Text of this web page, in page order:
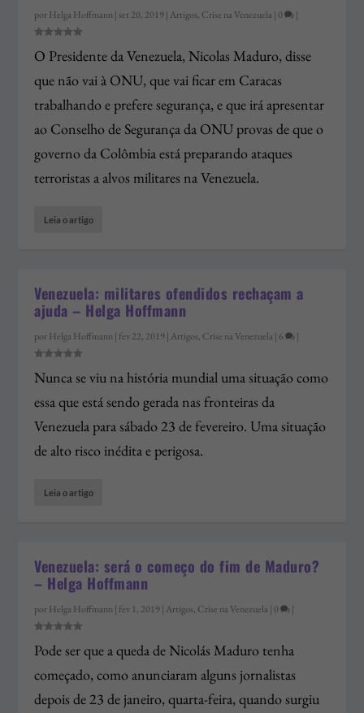
porHelga Hoffmann| set 20, 2019| Artigos, Crise na Venezuela | 0 |
O Presidente da Venezuela, Nicolas Maduro, disse
que não vai à ONU, que vai ficar em Caracas
trabalhando e prefere segurança, e que irá apresentar
ao Conselho de Segurança da ONU provas de que o
governo da Colômbia está preparando ataques
terroristas a alvos militares na Venezuela.
Leia o artigo
Venezuela: militares ofendidos rechaçam a
ajuda – Helga Hoffmann
porHelga Hoffmann| fev 22, 2019| Artigos, Crise na Venezuela | 6 |
Nunca se viu na história mundial uma situação como
essa que está sendo gerada nas fronteiras da
Venezuela para sábado 23 de fevereiro. Uma situação
de alto risco inédita e perigosa.
Leia o artigo
Venezuela: será o começo do fim de Maduro?
– Helga Hoffmann
porHelga Hoffmann| fev 1, 2019| Artigos, Crise na Venezuela | 0 |
Pode ser que a queda de Nicolás Maduro tenha
começado, como anunciaram alguns jornalistas
depois de 23 de janeiro, quarta-feira, quando surgiu